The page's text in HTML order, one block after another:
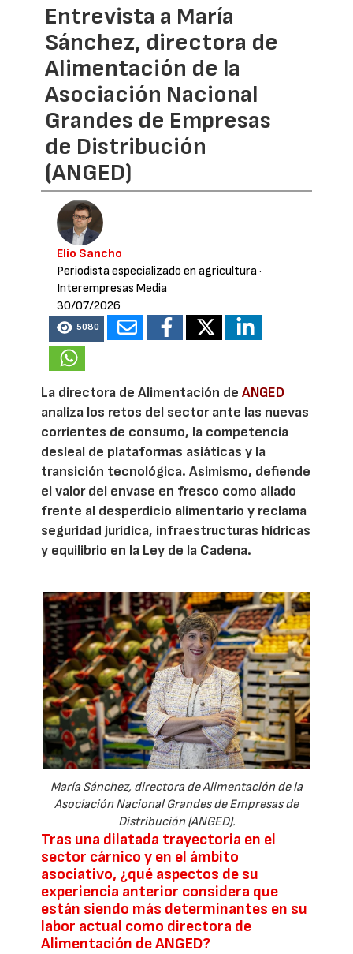
Entrevista a María
Sánchez, directora de
Alimentación de la
Asociación Nacional
Grandes de Empresas
de Distribución
(ANGED)
Elio Sancho
Periodista especializado en agricultura·
Interempresas Media
30/07/2026
5080
La directora de Alimentación deANGED
analiza los retos del sector ante las nuevas
corrientes de consumo, la competencia
desleal de plataformas asiáticas y la
transición tecnológica. Asimismo, defiende
el valor del envase en fresco como aliado
frente al desperdicio alimentario y reclama
seguridad jurídica, infraestructuras hídricas
y equilibrio en la Ley de la Cadena.
María Sánchez, directora de Alimentación de la
Asociación Nacional Grandes de Empresas de
Distribución (ANGED).
Tras una dilatada trayectoria en el
sector cárnico y en el ámbito
asociativo, ¿qué aspectos de su
experiencia anterior considera que
están siendo más determinantes en su
labor actual como directora de
Alimentación de ANGED?